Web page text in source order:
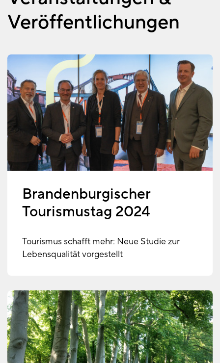
Veröffentlichungen
Brandenburgischer
Tourismustag 2024
Tourismus schafft mehr: Neue Studie zur
Lebensqualität vorgestellt